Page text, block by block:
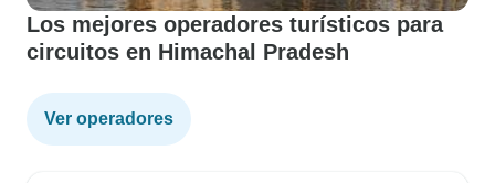
Los mejores operadores turísticos para
circuitos en Himachal Pradesh
Ver operadores